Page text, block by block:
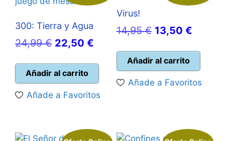
300: Tierra y Agua
24,99€ El
original
22,50 €
actual
Añadir al carrito
Añade a Favoritos
Virus!
14,95€ El
original
13,50 €El
Añadir al carrito
Añade a Favoritos